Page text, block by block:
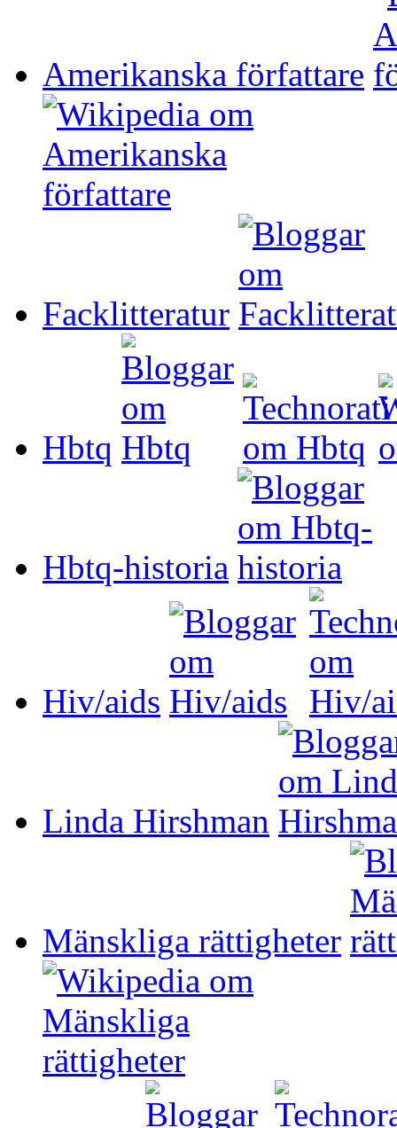
Amerikanska författare
Facklitteratur
Hbtq
Hbtq-historia
Hiv/aids
Linda Hirshman
Mänskliga rättigheter